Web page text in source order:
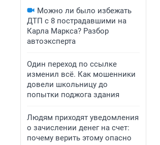
Можно ли было избежать
ДТП с 8 пострадавшими на
Карла Маркса? Разбор
автоэксперта
Один переход по ссылке
изменил всё. Как мошенники
довели школьницу до
попытки поджога здания
Людям приходят уведомления
о зачислении денег на счет:
почему верить этому опасно